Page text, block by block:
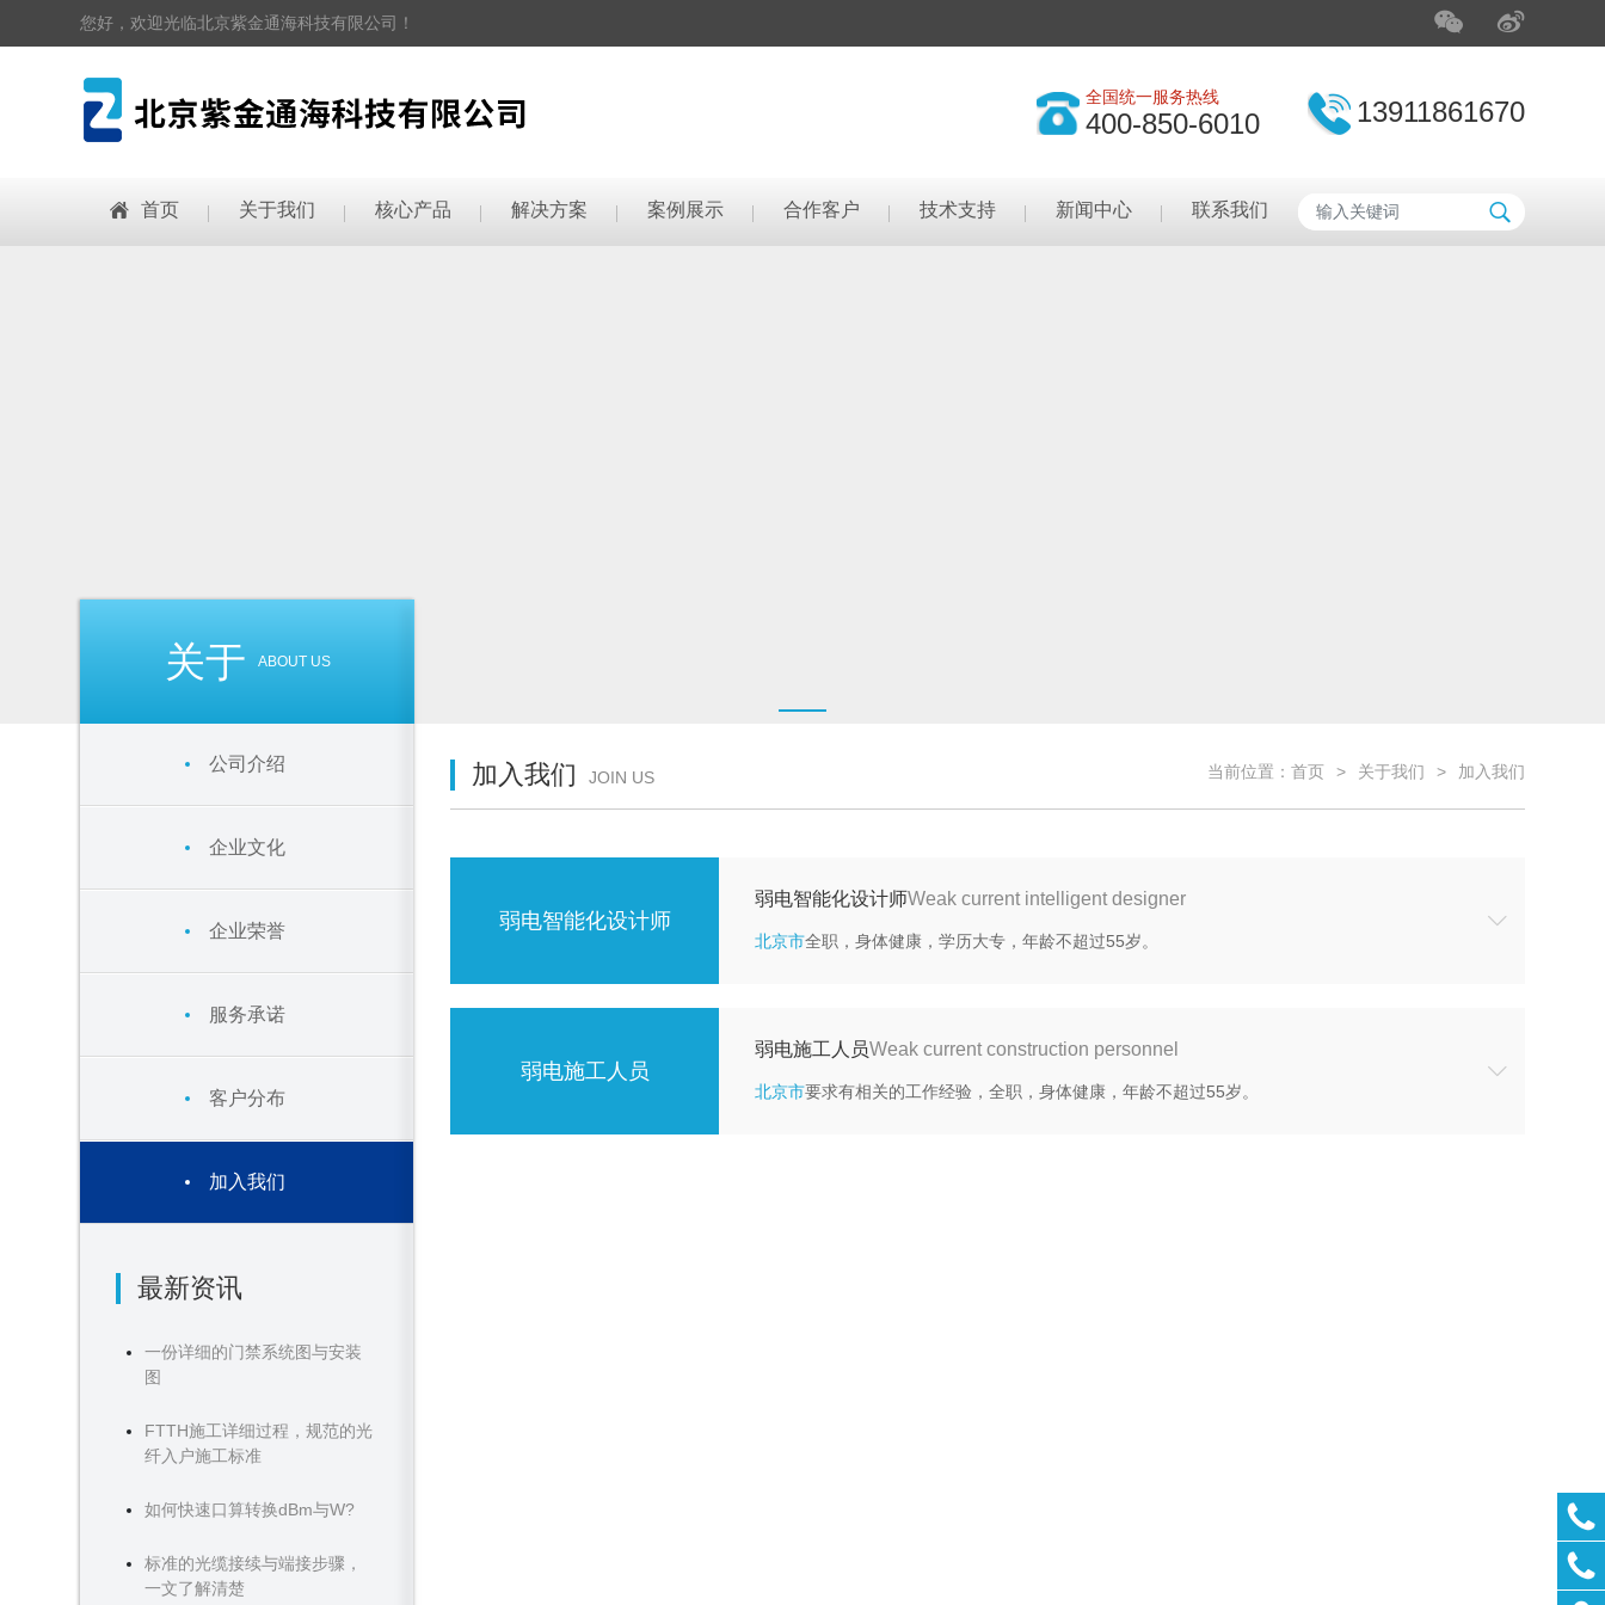
您好，欢迎光临北京紫金通海科技有限公司！
全国统一服务热线
400-850-6010 13911861670
首页 关于我们 核心产品 解决方案 案例展示 合作客户 技术支持 新闻中心 联系我们
关于 ABOUT US
公司介绍
企业文化
企业荣誉
服务承诺
客户分布
加入我们
最新资讯
一份详细的门禁系统图与安装
图
FTTH施工详细过程，规范的光
纤入户施工标准
如何快速口算转换dBm与W?
标准的光缆接续与端接步骤，
一文了解清楚
加入我们 JOIN US 当前位置： 首页 关于我们 加入我们
弱电智能化设计师
弱电智能化设计师Weak current intelligent designer
北京市全职，身体健康，学历大专，年龄不超过55岁。
弱电施工人员
弱电施工人员Weak current construction personnel
北京市要求有相关的工作经验，全职，身体健康，年龄不超过55岁。